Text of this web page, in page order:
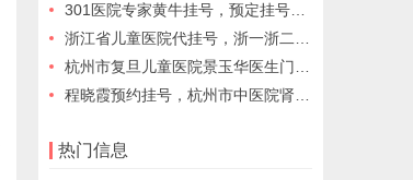
301医院专家黄牛挂号，预定挂号代办
浙江省儿童医院代挂号，浙一浙二医院网上挂号，杭州市三医院代挂号
杭州市复旦儿童医院景玉华医生门诊预约挂号，为您和孩子的健康保驾护航
程晓霞预约挂号，杭州市中医院肾内科专家门诊分享
热门信息